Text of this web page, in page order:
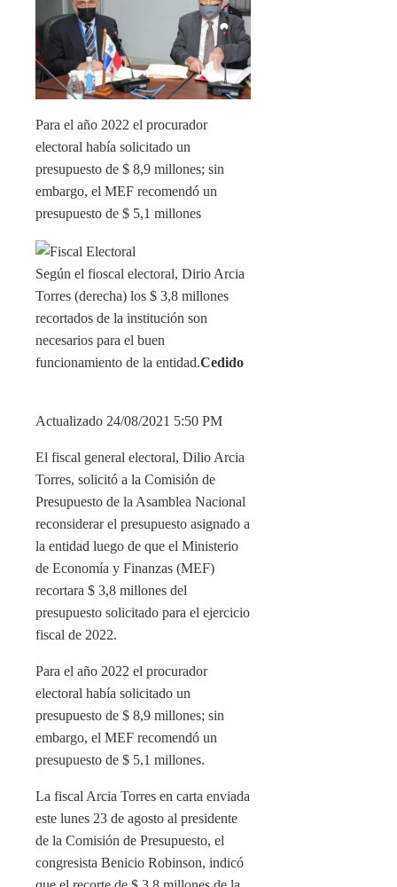
Para el año 2022 el procurador
electoral había solicitado un
presupuesto de $ 8,9 millones; sin
embargo, el MEF recomendó un
presupuesto de $ 5,1 millones
Según el fioscal electoral, Dirio Arcia
Torres (derecha) los $ 3,8 millones
recortados de la institución son
necesarios para el buen
funcionamiento de la entidad.Cedido
Actualizado 24/08/2021 5:50 PM
El fiscal general electoral, Dilio Arcia
Torres, solicitó a la Comisión de
Presupuesto de la Asamblea Nacional
reconsiderar el presupuesto asignado a
la entidad luego de que el Ministerio
de Economía y Finanzas (MEF)
recortara $ 3,8 millones del
presupuesto solicitado para el ejercicio
fiscal de 2022.
Para el año 2022 el procurador
electoral había solicitado un
presupuesto de $ 8,9 millones; sin
embargo, el MEF recomendó un
presupuesto de $ 5,1 millones.
La fiscal Arcia Torres en carta enviada
este lunes 23 de agosto al presidente
de la Comisión de Presupuesto, el
congresista Benicio Robinson, indicó